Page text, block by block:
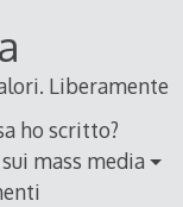
Liberamente
ho scritto?
mass media